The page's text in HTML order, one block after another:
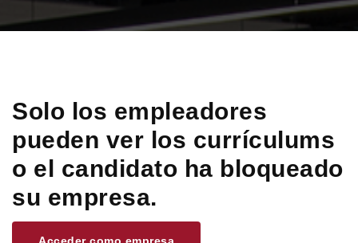
Solo los empleadores
pueden ver los currículums
o el candidato ha bloqueado
su empresa.
Acceder como empresa